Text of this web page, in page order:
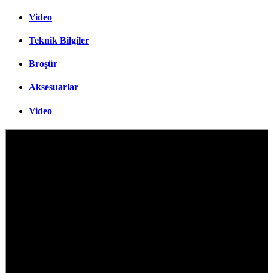
Video
Teknik Bilgiler
Broşür
Aksesuarlar
Video